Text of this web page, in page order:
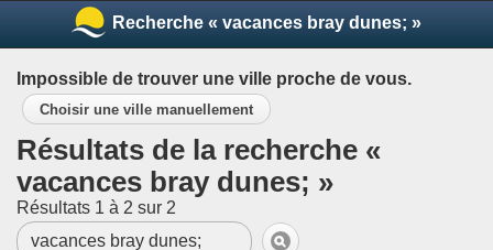
Recherche « vacances bray dunes; »
Impossible de trouver une ville proche de vous.
Choisir une ville manuellement
Résultats de la recherche «
vacances bray dunes; »
Résultats 1 à 2 sur 2